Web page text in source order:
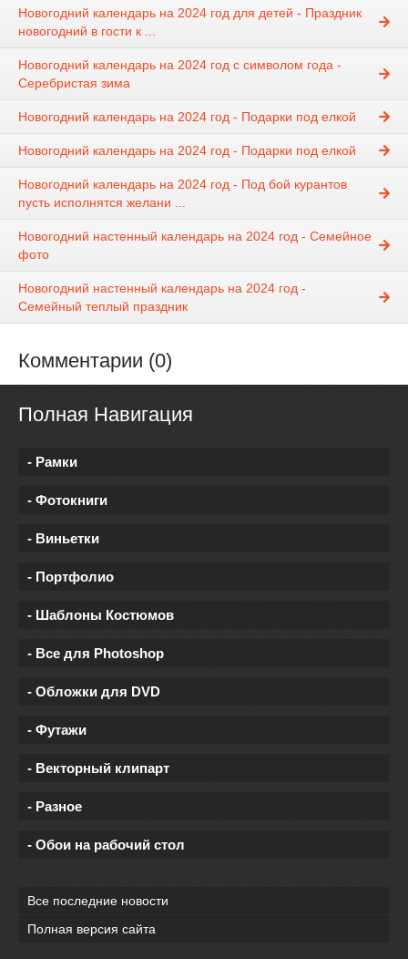
Новогодний календарь на 2024 год для детей - Праздник
новогодний в гости к ...
Новогодний календарь на 2024 год с символом года -
Серебристая зима
Новогодний календарь на 2024 год - Подарки под елкой
Новогодний календарь на 2024 год - Подарки под елкой
Новогодний календарь на 2024 год - Под бой курантов
пусть исполнятся желани ...
Новогодний настенный календарь на 2024 год - Семейное
фото
Новогодний настенный календарь на 2024 год -
Семейный теплый праздник
Комментарии (0)
Полная Навигация
- Рамки
- Фотокниги
- Виньетки
- Портфолио
- Шаблоны Костюмов
- Все для Photoshop
- Обложки для DVD
- Футажи
- Векторный клипарт
- Разное
- Обои на рабочий стол
Все последние новости
Полная версия сайта